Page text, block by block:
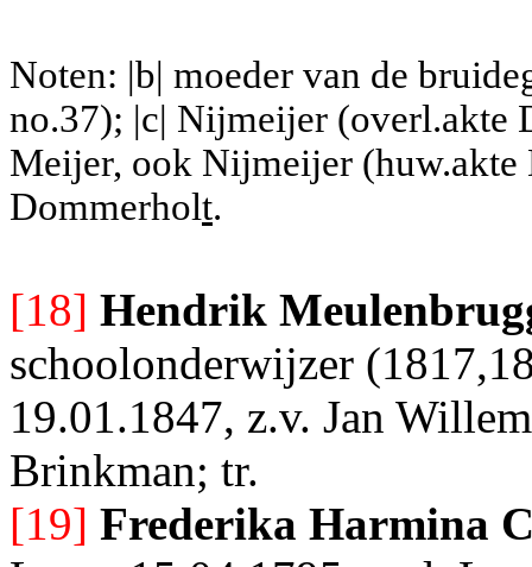
Noten: |b| moeder van de
no.37); |c| Nijmeijer (overl.akte
Meijer, ook Nijmeijer (huw.akte
Dommerholt.
[18] Hendrik
schoolonderwijzer
19.01.1847, z.v. Jan
Brinkman; tr.
[19] Frederika Harmina